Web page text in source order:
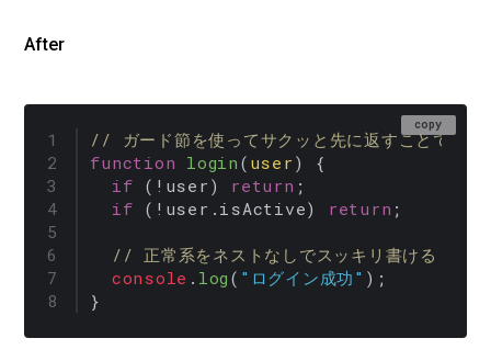
After
copy
// ガード節を使ってサクッと先に返すことでネス
function login ( user ) {
if (!user) return ;
if (!user. isActive) return ;
// 正常系をネストなしでスッキリ書ける
console . log ( "ログイン成功" );
}